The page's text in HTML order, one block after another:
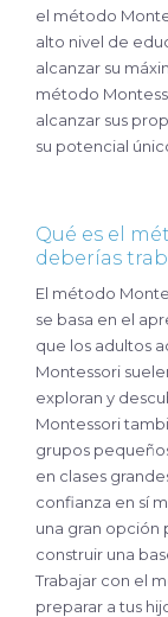
el método
alto nivel de
alcanzar su
método
alcanzar sus
su potencial
Qué es el
deberías
El método
se basa en el
que los adultos
Montessori
exploran y
Montessori
grupos
en clases
confianza en sí
una gran opción
construir una
Trabajar con el
preparar a tus